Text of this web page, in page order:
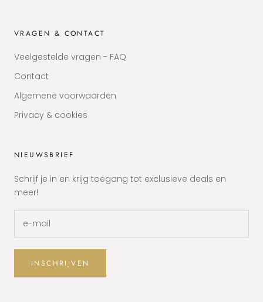
VRAGEN & CONTACT
Veelgestelde vragen - FAQ
Contact
Algemene voorwaarden
Privacy & cookies
NIEUWSBRIEF
Schrijf je in en krijg toegang tot exclusieve deals en
meer!
INSCHRIJVEN